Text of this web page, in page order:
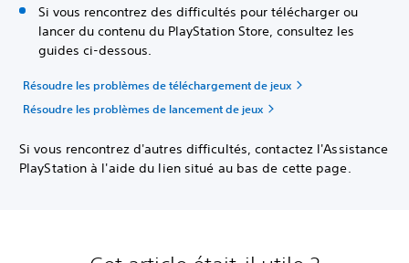
Si vous rencontrez des difficultés pour télécharger ou
lancer du contenu du PlayStation Store, consultez les
guides ci-dessous.
Résoudre les problèmes de téléchargement de jeux
Résoudre les problèmes de lancement de jeux
Si vous rencontrez d'autres difficultés, contactez l'Assistance
PlayStation à l'aide du lien situé au bas de cette page.